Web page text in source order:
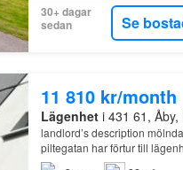
30+ dagar
sedan
Se
11 810 kr/month
Lägenheti 431 61, Åby,
landlord’s description
piltegatan har förtur till
renovering i fastigheten…